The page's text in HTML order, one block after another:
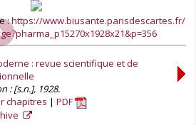
:https://www.biusante.parisdescartes.fr/
: revue scientifique et de
: [s.n.], 1928.
chapitres
PDF